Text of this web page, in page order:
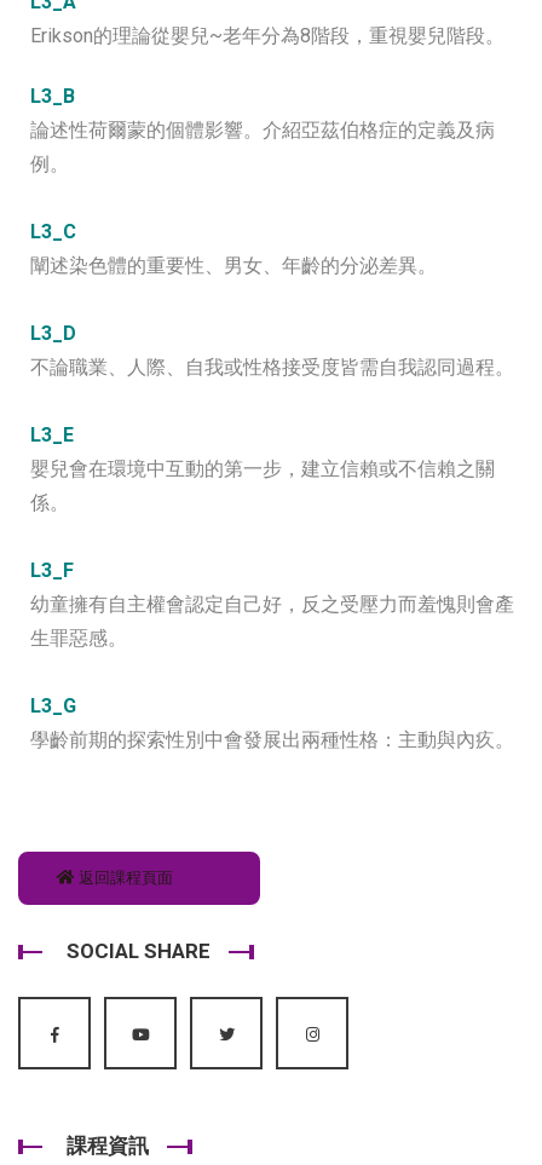
Erikson的理論從嬰兒~老年分為8階段，重視嬰兒階段。
L3_B
論述性荷爾蒙的個體影響。介紹亞茲伯格症的定義及病
例。
L3_C
闡述染色體的重要性、男女、年齡的分泌差異。
L3_D
不論職業、人際、自我或性格接受度皆需自我認同過程。
L3_E
嬰兒會在環境中互動的第一步，建立信賴或不信賴之關
係。
L3_F
幼童擁有自主權會認定自己好，反之受壓力而羞愧則會產
生罪惡感。
L3_G
學齡前期的探索性別中會發展出兩種性格：主動與內疚。
返回課程頁面
SOCIAL SHARE
課程資訊